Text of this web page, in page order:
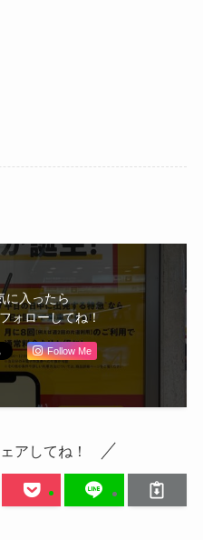
に入ったら
ォローしてね！
Follow Me
アしてね！